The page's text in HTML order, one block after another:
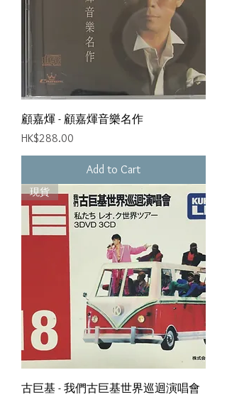
顧嘉煇 - 顧嘉煇音樂名作
Price
HK$288.00
Add to Cart
現貨
古巨基 - 我們古巨基世界巡迴演唱會